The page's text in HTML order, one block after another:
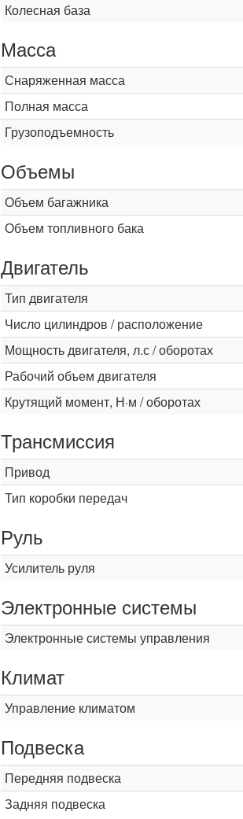
Колесная база
Масса
Снаряженная масса
Полная масса
Грузоподъемность
Объемы
Объем багажника
Объем топливного бака
Двигатель
Тип двигателя
Число цилиндров / расположение
Мощность двигателя, л.с / оборотах
Рабочий объем двигателя
Крутящий момент, Н·м / оборотах
Трансмиссия
Привод
Тип коробки передач
Руль
Усилитель руля
Электронные системы
Электронные системы управления
Климат
Управление климатом
Подвеска
Передняя подвеска
Задняя подвеска